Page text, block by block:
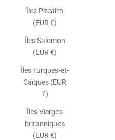
Îles Pitcairn
(EUR €)
Îles Salomon
(EUR €)
Îles Turques-et-
Caïques (EUR
€)
Îles Vierges
britanniques
(EUR €)